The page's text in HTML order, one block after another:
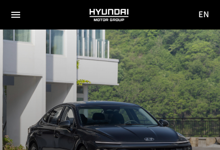
전체
메뉴
HYUNDAI
MOTOR
GROUP
사이
이동
EN